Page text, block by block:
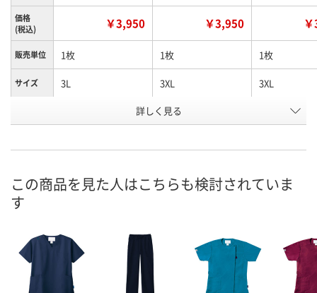
価格
(税込)
￥3,950 ￥3,950
販売単位 1枚 1枚 1枚
サイズ 3L 3XL 3XL
ターコイズ ネイビー
号
お届け日
数量
カゴへ カゴへ カ
詳しく見る
この商品を見た人はこちらも検討されていま
す